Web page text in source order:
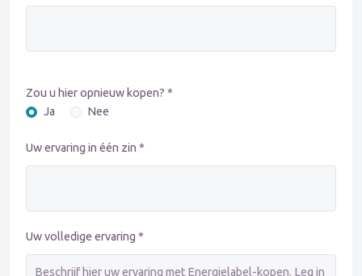
Zou u hier opnieuw kopen? *
Ja
Nee
Uw ervaring in één zin *
Uw volledige ervaring *